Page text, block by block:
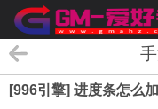
[996引擎] 进度条怎么